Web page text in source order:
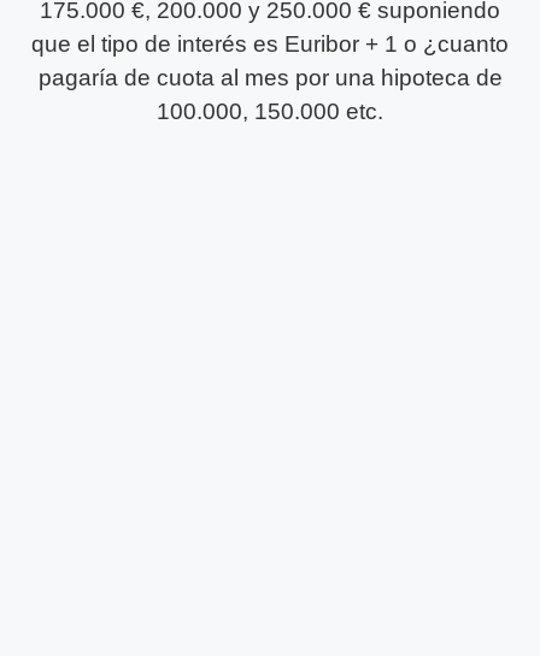
175.000 €, 200.000 y 250.000 € suponiendo
que el tipo de interés es Euribor + 1 o ¿cuanto
pagaría de cuota al mes por una hipoteca de
100.000, 150.000 etc.